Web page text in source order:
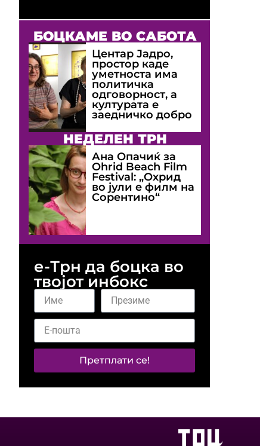
БОЦКАМЕ ВО САБОТА
Центар Јадро,
простор каде
уметноста има
политичка
одговорност, а
културата е
заедничко добро
НЕДЕЛЕН ТРН
Ана Опачиќ за
Оhrid Beach Film
Festival: „Охрид
во јули е филм на
Сорентино“
е-Трн да боцка во
твојот инбокс
Претплати се!